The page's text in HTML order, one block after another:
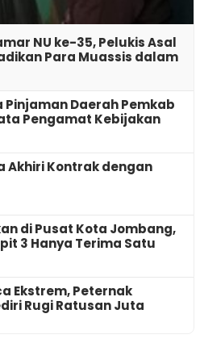
NU ke-35, Pelukis Asal
Para Muassis dalam
Pinjaman Daerah Pemkab
Pengamat Kebijakan
Akhiri Kontrak dengan
di Pusat Kota Jombang,
3 Hanya Terima Satu
Ekstrem, Peternak
Rugi Ratusan Juta